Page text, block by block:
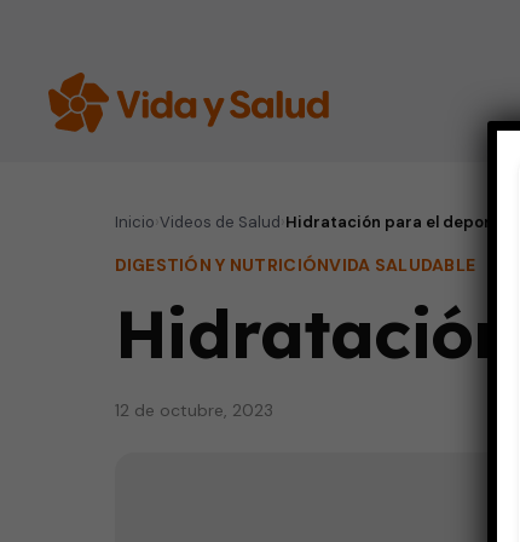
Inicio Videos de Salud Hidratación para el deporte
DIGESTIÓN Y NUTRICIÓNVIDA SALUDABLE
12 de octubre, 2023